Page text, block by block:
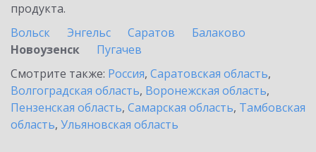
продукта.
Вольск
Энгельс Саратов
Балаково
Новоузенск
Пугачев
Смотрите также: Россия, Саратовская область,
Волгоградская область, Воронежская область,
Пензенская область, Самарская область, Тамбовская
область, Ульяновская область